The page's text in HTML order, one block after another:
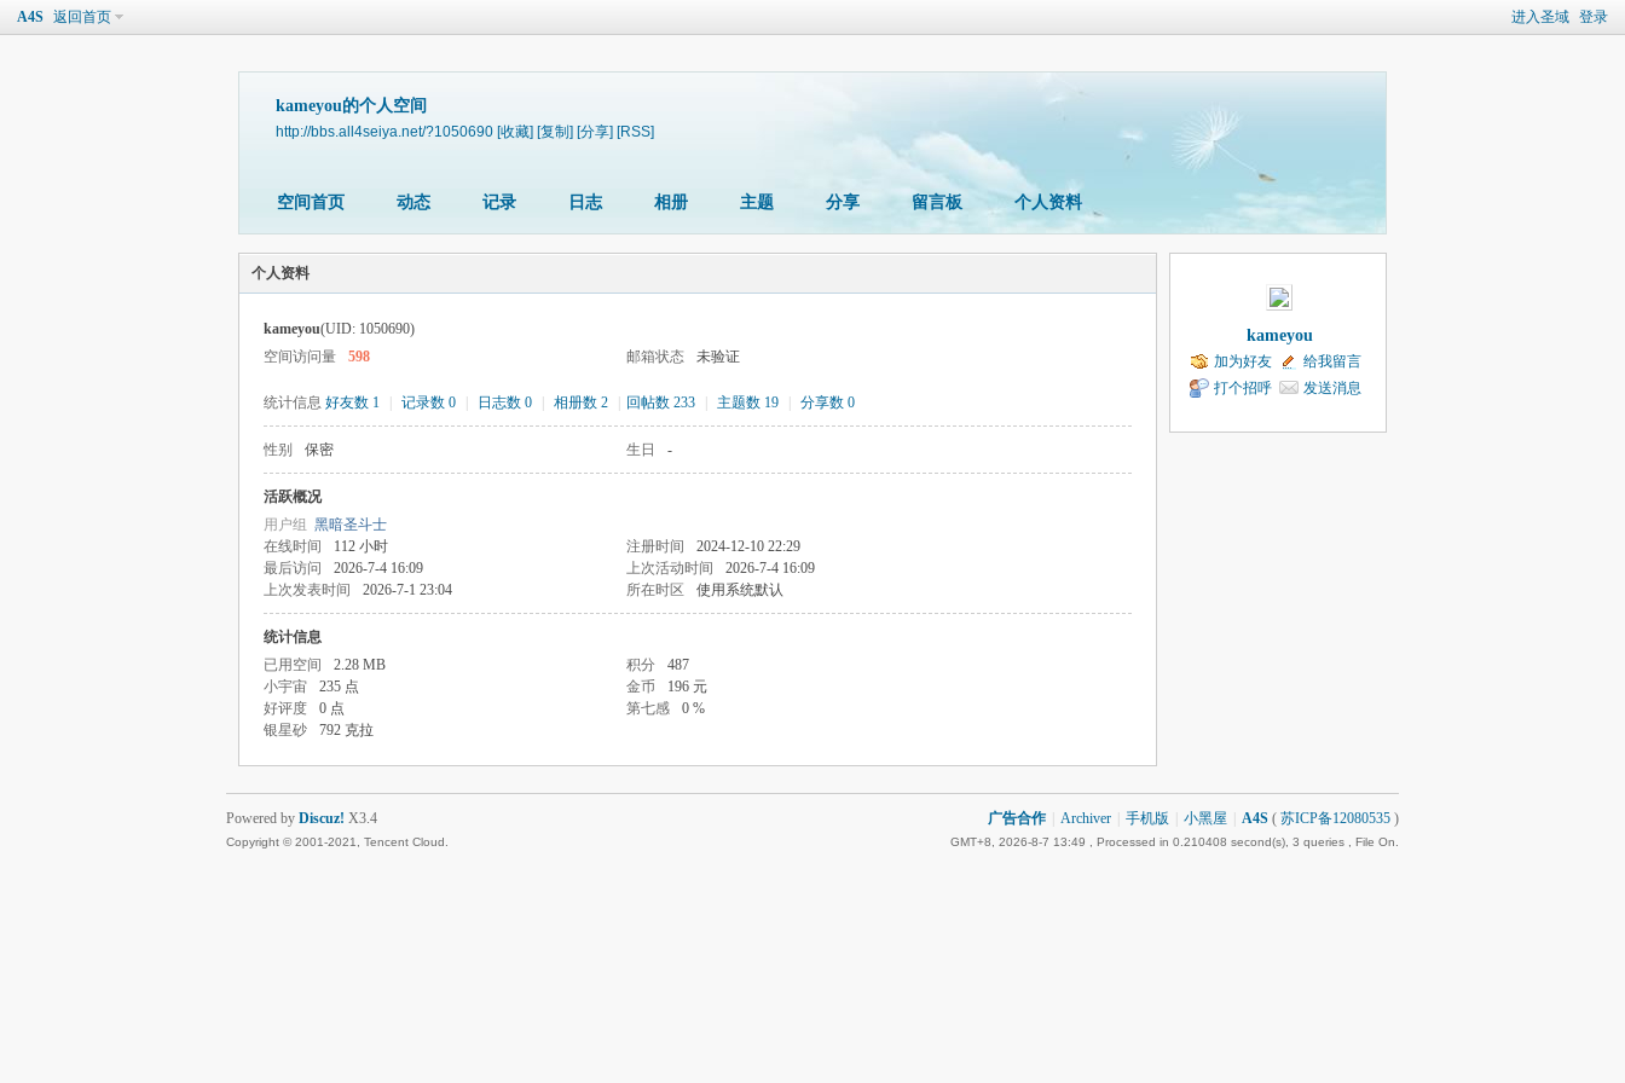
进入圣域 登录
A4S 返回首页
kameyou的个人空间
http://bbs.all4seiya.net/?1050690 [收藏] [复制] [分享] [RSS]
空间首页 动态 记录 日志 相册 主题 分享 留言板 个人资料
个人资料
kameyou(UID: 1050690)
空间访问量
598 邮箱状态 未验证
统计信息 好友数 1 记录数 0 日志数 0 相册数 2 回帖数 233 主题数 19 分享数 0
性别 保密 生日 -
活跃概况
用户组 黑暗圣斗士
在线时间
112 小时 注册时间
2024-12-10 22:29
最后访问
2026-7-4 16:09 上次活动时间
2026-7-4 16:09
上次发表时间
2026-7-1 23:04 所在时区 使用系统默认
统计信息
已用空间
2.28 MB 积分
487
小宇宙
235 点 金币
196 元
好评度
0 点 第七感
0 %
银星砂
792 克拉
kameyou
加为好友
给我留言
打个招呼
发送消息
广告合作 Archiver 手机版 小黑屋 A4S ( 苏ICP备12080535 )
GMT+8, 2026-8-7 13:49 , Processed in 0.210408 second(s), 3 queries , File On.
Powered by Discuz! X3.4
Copyright © 2001-2021, Tencent Cloud.